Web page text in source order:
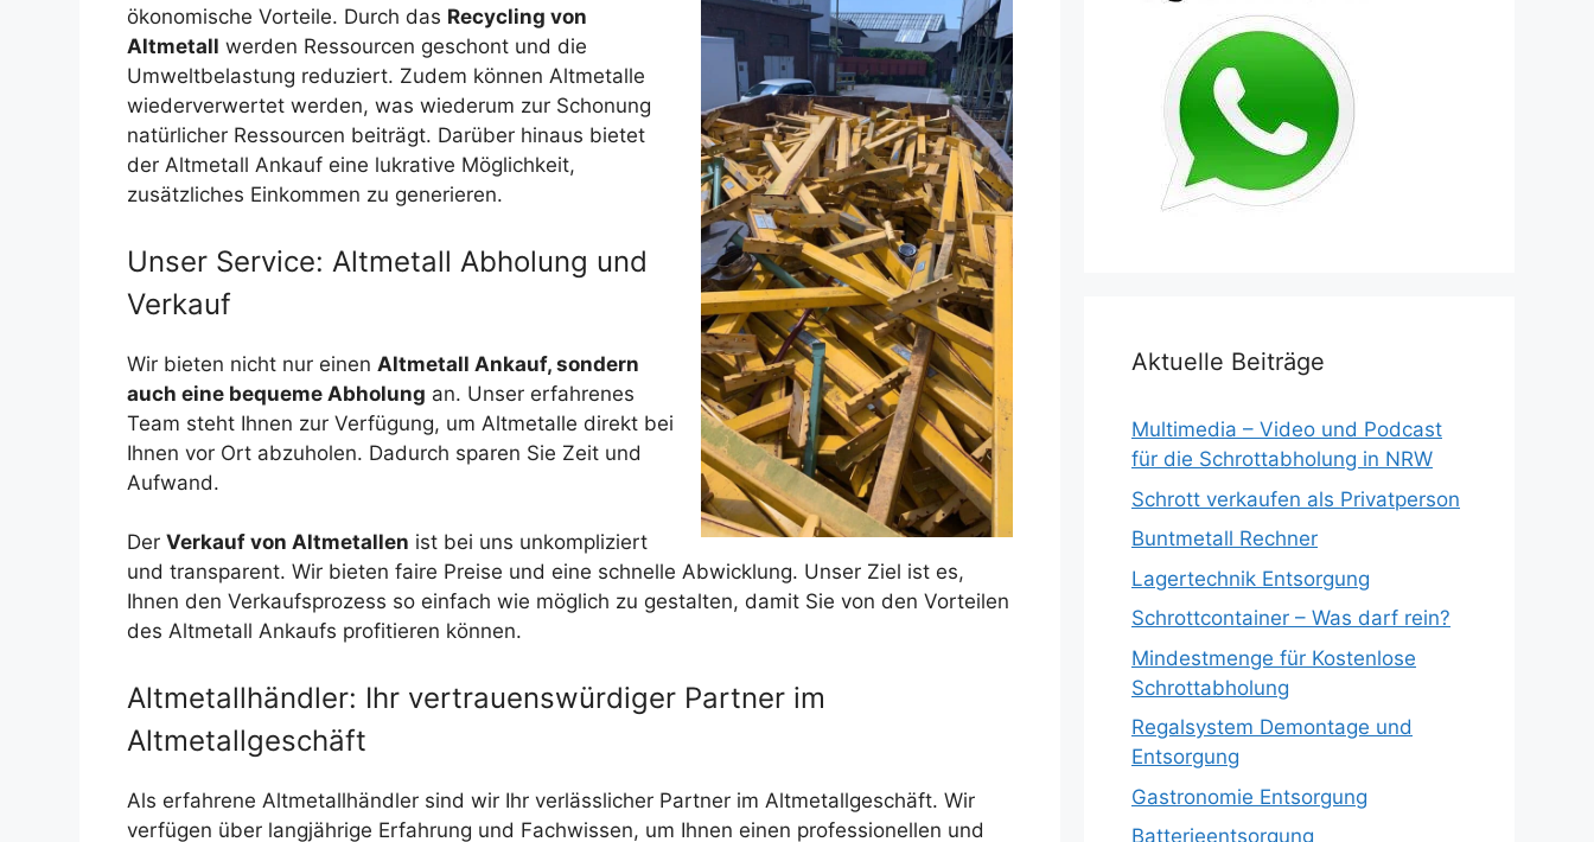
ökonomische Vorteile. Durch das Recycling von
Altmetall werden Ressourcen geschont und die
Umweltbelastung reduziert. Zudem können Altmetalle
wiederverwertet werden, was wiederum zur Schonung
natürlicher Ressourcen beiträgt. Darüber hinaus bietet
der Altmetall Ankauf eine lukrative Möglichkeit,
zusätzliches Einkommen zu generieren.
Unser Service: Altmetall Abholung und
Verkauf
Wir bieten nicht nur einen Altmetall Ankauf, sondern
auch eine bequeme Abholung an. Unser erfahrenes
Team steht Ihnen zur Verfügung, um Altmetalle direkt bei
Ihnen vor Ort abzuholen. Dadurch sparen Sie Zeit und
Aufwand.
Der Verkauf von Altmetallen ist bei uns unkompliziert
und transparent. Wir bieten faire Preise und eine schnelle Abwicklung. Unser Ziel ist es,
Ihnen den Verkaufsprozess so einfach wie möglich zu gestalten, damit Sie von den Vorteilen
des Altmetall Ankaufs profitieren können.
Altmetallhändler: Ihr vertrauenswürdiger Partner im
Altmetallgeschäft
Als erfahrene Altmetallhändler sind wir Ihr verlässlicher Partner im Altmetallgeschäft. Wir
verfügen über langjährige Erfahrung und Fachwissen, um Ihnen einen professionellen und
Aktuelle Beiträge
Multimedia – Video und Podcast
für die Schrottabholung in NRW
Schrott verkaufen als Privatperson
Buntmetall Rechner
Lagertechnik Entsorgung
Schrottcontainer – Was darf rein?
Mindestmenge für Kostenlose
Schrottabholung
Regalsystem Demontage und
Entsorgung
Gastronomie Entsorgung
Batterieentsorgung